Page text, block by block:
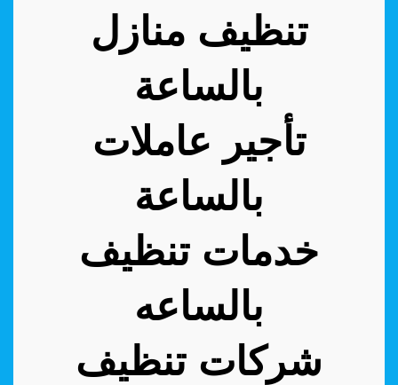
تنظيف منازل
بالساعة
تأجير عاملات
بالساعة
خدمات تنظيف
بالساعه
شركات تنظيف